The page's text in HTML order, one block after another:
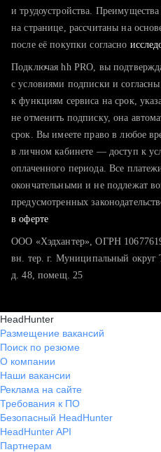
тратите много времени
хотите сравнить себя с
и трудоустройства.
на странице, рассчитаны на
после её покупки согласно
Подключая hh PRO, вы
с условиями подписки и
к функциям сервиса на срок,
не отменить подписку, она
срок. Вы имеете право в любое
в личном кабинете — доступ к
оплаченного периода. Все
окончательными и не подлежат
предусмотренных
в оферте
ООО «Хэдхантер», ОГРН
вн. тер. г. Муниципальный округ
д. 48, помещ. 25
HeadHunter
Размещение вакансий
Поиск по резюме
О компании
Наши вакансии
Реклама на сайте
Требования к ПО
Безопасный HeadHunter
HeadHunter API
Партнерам